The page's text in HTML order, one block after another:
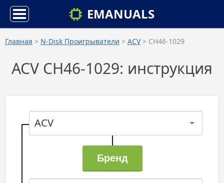
EMANUALS
Главная > N-Disk Проигрыватели > ACV> CH46-1029
ACV CH46-1029: инструкция
ACV